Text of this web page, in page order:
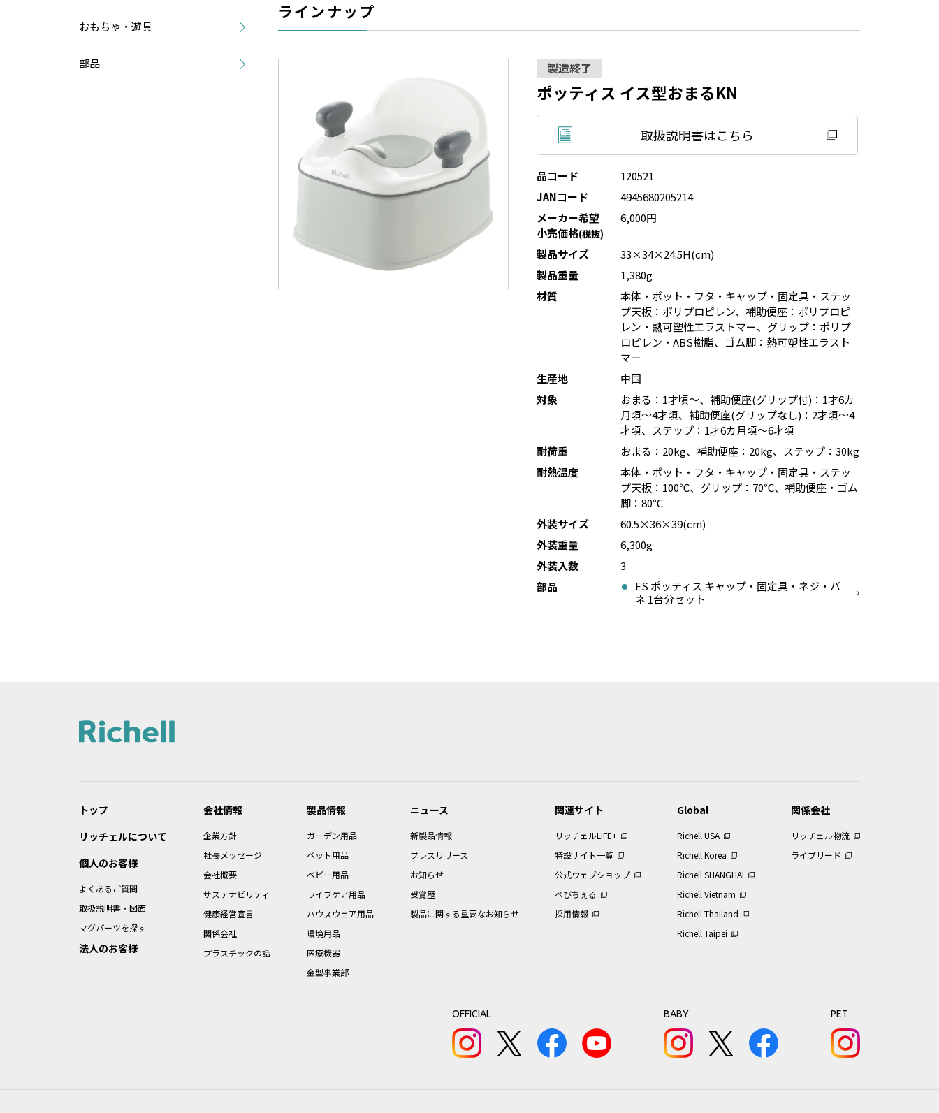
ラインナップ
製造終了
ポッティス イス型おまるKN
取扱説明書はこちら
品コード
120521
JANコード
4945680205214
メーカー希望
小売価格(税抜)
6,000円
製品サイズ
33×34×24.5H(cm)
製品重量
1,380g
材質
本体・ポット・フタ・キャップ・固定具・ステッ
プ天板：ポリプロピレン、補助便座：ポリプロピ
レン・熱可塑性エラストマー、グリップ：ポリプ
ロピレン・ABS樹脂、ゴム脚：熱可塑性エラスト
マー
生産地
中国
対象
おまる：1才頃～、補助便座(グリップ付)：1才6カ
月頃～4才頃、補助便座(グリップなし)：2才頃～4
才頃、ステップ：1才6カ月頃～6才頃
耐荷重
おまる：20kg、補助便座：20kg、ステップ：30kg
耐熱温度
本体・ポット・フタ・キャップ・固定具・ステッ
プ天板：100℃、グリップ：70℃、補助便座・ゴム
脚：80℃
外装サイズ
60.5×36×39(cm)
外装重量
6,300g
外装入数
3
部品
ES ポッティス キャップ・固定具・ネジ・バ
ネ 1台分セット
おもちゃ・遊具
部品
トップ
リッチェルについて
個人のお客様
よくあるご質問
取扱説明書・図面
マグパーツを探す
法人のお客様
会社情報
企業方針
社長メッセージ
会社概要
サステナビリティ
健康経営宣言
関係会社
プラスチックの話
製品情報
ガーデン用品
ペット用品
ベビー用品
ライフケア用品
ハウスウェア用品
環境用品
医療機器
金型事業部
ニュース
新製品情報
プレスリリース
お知らせ
受賞歴
製品に関する重要なお知らせ
関連サイト
リッチェルLIFE+
特設サイト一覧
公式ウェブショップ
べびちぇる
採用情報
Global
Richell USA
Richell Korea
Richell SHANGHAI
Richell Vietnam
Richell Thailand
Richell Taipei
関係会社
リッチェル物流
ライブリード
OFFICIAL BABY PET